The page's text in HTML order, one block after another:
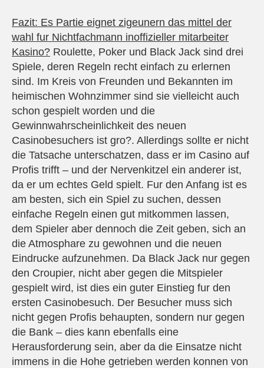
Fazit: Es Partie eignet zigeunern das mittel der
wahl fur Nichtfachmann inoffizieller mitarbeiter
Kasino? Roulette, Poker und Black Jack sind drei
Spiele, deren Regeln recht einfach zu erlernen
sind. Im Kreis von Freunden und Bekannten im
heimischen Wohnzimmer sind sie vielleicht auch
schon gespielt worden und die
Gewinnwahrscheinlichkeit des neuen
Casinobesuchers ist gro?. Allerdings sollte er nicht
die Tatsache unterschatzen, dass er im Casino auf
Profis trifft – und der Nervenkitzel ein anderer ist,
da er um echtes Geld spielt. Fur den Anfang ist es
am besten, sich ein Spiel zu suchen, dessen
einfache Regeln einen gut mitkommen lassen,
dem Spieler aber dennoch die Zeit geben, sich an
die Atmosphare zu gewohnen und die neuen
Eindrucke aufzunehmen. Da Black Jack nur gegen
den Croupier, nicht aber gegen die Mitspieler
gespielt wird, ist dies ein guter Einstieg fur den
ersten Casinobesuch. Der Besucher muss sich
nicht gegen Profis behaupten, sondern nur gegen
die Bank – dies kann ebenfalls eine
Herausforderung sein, aber da die Einsatze nicht
immens in die Hohe getrieben werden konnen von